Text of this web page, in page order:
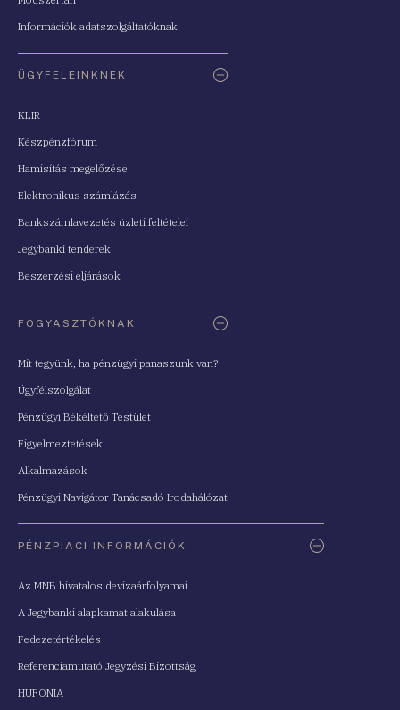
Információk adatszolgáltatóknak
ÜGYFELEINKNEK
KLIR
Készpénzfórum
Hamisítás megelőzése
Elektronikus számlázás
Bankszámlavezetés üzleti feltételei
Jegybanki tenderek
Beszerzési eljárások
FOGYASZTÓKNAK
Mit tegyünk, ha pénzügyi panaszunk van?
Ügyfélszolgálat
Pénzügyi Békéltető Testület
Figyelmeztetések
Alkalmazások
Pénzügyi Navigátor Tanácsadó Irodahálózat
PÉNZPIACI INFORMÁCIÓK
Az MNB hivatalos devizaárfolyamai
A Jegybanki alapkamat alakulása
Fedezetértékelés
Referenciamutató Jegyzési Bizottság
HUFONIA